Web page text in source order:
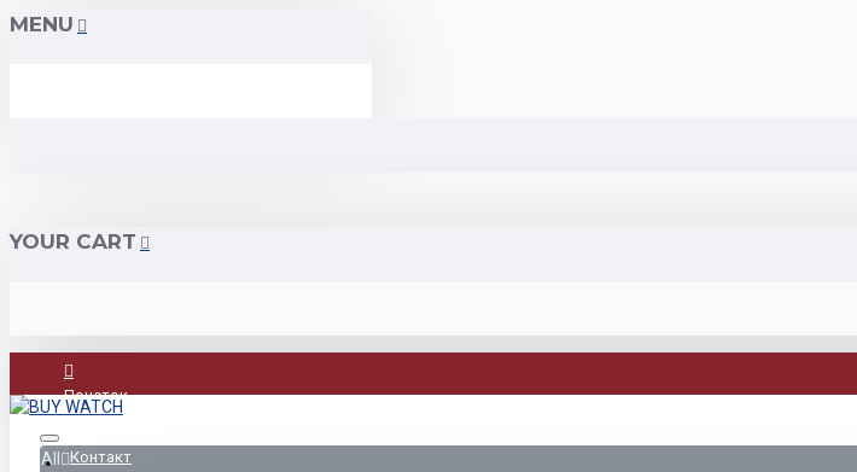
MENU
YOUR CART
Почеток
Контакт
All